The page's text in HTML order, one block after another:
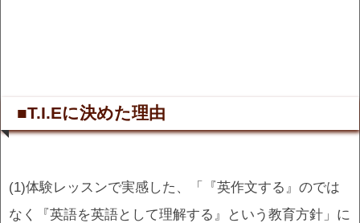
■T.I.Eに決めた理由
(1)体験レッスンで実感した、「『英作文する』のでは
なく『英語を英語として理解する』という教育方針」に